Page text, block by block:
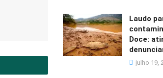
Laudo
Doce:
julho 19,